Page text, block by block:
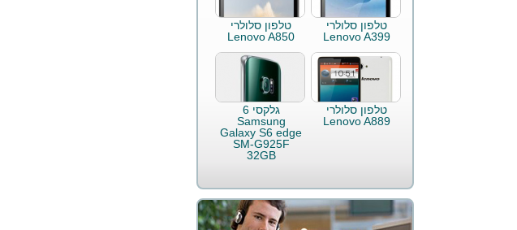
טלפון סלולרי
Lenovo A399
טלפון סלולרי
Lenovo A850
טלפון סלולרי
Lenovo A889
גלקסי 6
Samsung
Galaxy S6 edge
SM-G925F
32GB